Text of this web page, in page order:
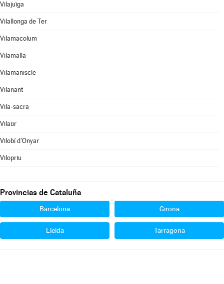
Vilajuïga
Vilallonga de Ter
Vilamacolum
Vilamalla
Vilamaniscle
Vilanant
Vila-sacra
Vilaür
Vilobí d'Onyar
Vilopriu
Provincias de Cataluña
Barcelona Girona
Lleida Tarragona